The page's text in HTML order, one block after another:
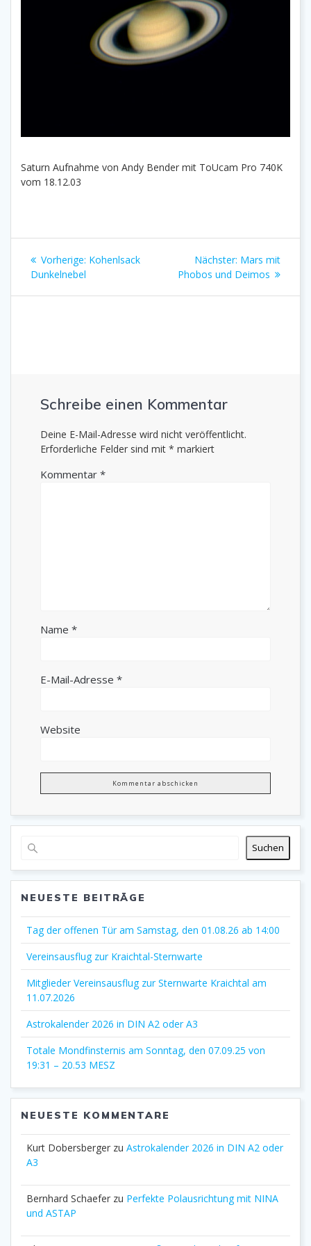
Saturn Aufnahme von Andy Bender mit ToUcam Pro 740K
vom 18.12.03
Beitragsnavigation
Vorherige: Vorheriger
Kohenlsack
Dunkelnebel
Nächster: Nächster
Beitrag:
Mars mit
Phobos und Deimos
Schreibe einen Kommentar
Deine E-Mail-Adresse wird nicht veröffentlicht.
Erforderliche Felder sind mit * markiert
Kommentar *
Name *
E-Mail-Adresse *
Website
Suchen
NEUESTE BEITRÄGE
Tag der offenen Tür am Samstag, den 01.08.26 ab 14:00
Vereinsausflug zur Kraichtal-Sternwarte
Mitglieder Vereinsausflug zur Sternwarte Kraichtal am
11.07.2026
Astrokalender 2026 in DIN A2 oder A3
Totale Mondfinsternis am Sonntag, den 07.09.25 von
19:31 – 20.53 MESZ
NEUESTE KOMMENTARE
Kurt Dobersberger zu Astrokalender 2026 in DIN A2 oder
A3
Bernhard Schaefer zu Perfekte Polausrichtung mit NINA
und ASTAP